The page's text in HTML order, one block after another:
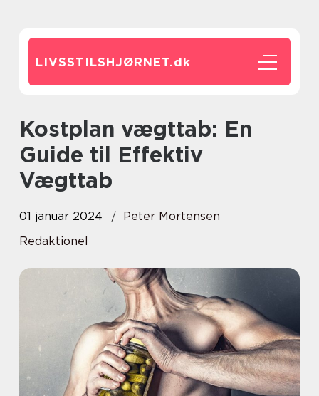
LIVSSTILSHJØRNET.dk
Kostplan vægttab: En
Guide til Effektiv
Vægttab
01 januar 2024
Peter Mortensen
Redaktionel